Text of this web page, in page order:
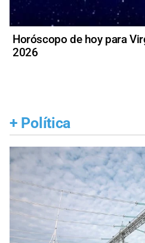
Horóscopo de hoy para
2026
+ Política